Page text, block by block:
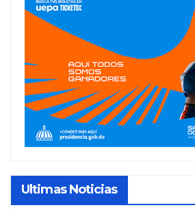
Ultimas Noticias